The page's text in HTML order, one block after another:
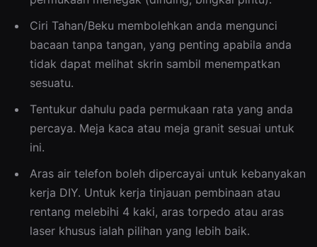
Ciri Tahan/Beku membolehkan anda mengunci
bacaan tanpa tangan, yang penting apabila anda
tidak dapat melihat skrin sambil menempatkan
sesuatu.
Tentukur dahulu pada permukaan rata yang anda
percaya. Meja kaca atau meja granit sesuai untuk
ini.
Aras air telefon boleh dipercayai untuk kebanyakan
kerja DIY. Untuk kerja tinjauan pembinaan atau
rentang melebihi 4 kaki, aras torpedo atau aras
laser khusus ialah pilihan yang lebih baik.